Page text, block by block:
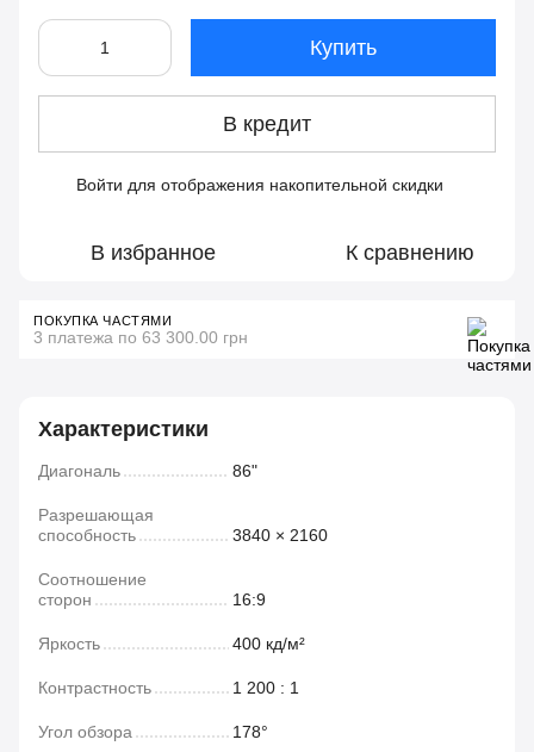
Купить
В кредит
Войти для отображения накопительной скидки
В избранное К сравнению
ПОКУПКА ЧАСТЯМИ
3 платежа по 63 300.00 грн
Характеристики
Диагональ 86"
Разрешающая
способность
3840 × 2160
Соотношение
сторон
16:9
Яркость 400 кд/м²
Контрастность 1 200 : 1
Угол обзора 178°